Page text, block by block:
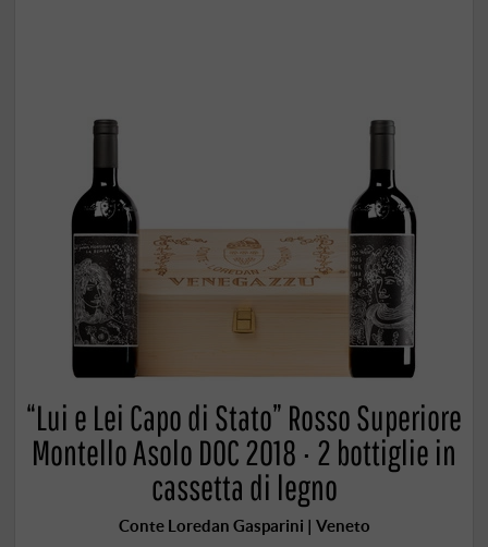
“Lui e Lei Capo di Stato” Rosso Superiore
Montello Asolo DOC 2018 · 2 bottiglie in
cassetta di legno
Conte Loredan Gasparini | Veneto